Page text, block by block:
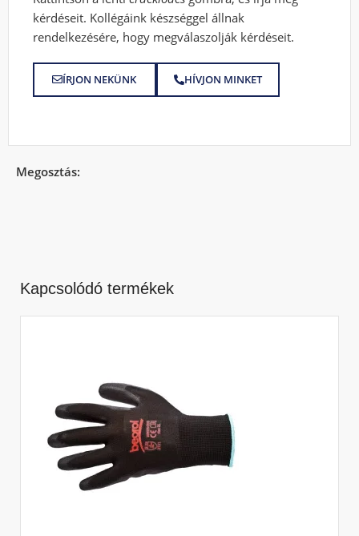
kérdéseit. Kollégáink készséggel állnak
rendelkezésére, hogy megválaszolják kérdéseit.
ÍRJON NEKÜNK HÍVJON MINKET
Megosztás:
Kapcsolódó termékek